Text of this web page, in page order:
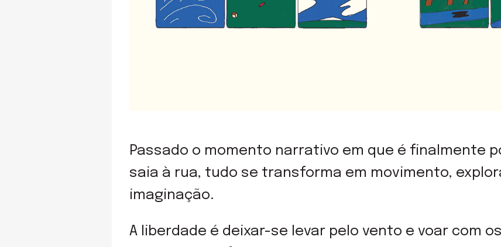
Passado o momento narrativo em que é finalmente
saia à rua, tudo se transforma em movimento,
imaginação.
A liberdade é deixar-se levar pelo vento e voar com